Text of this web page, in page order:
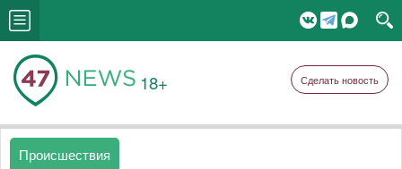
18+ Сделать новость
Происшествия